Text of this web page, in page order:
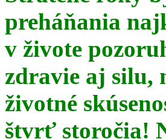
preháňania
v živote
zdravie aj silu,
životné
štvrť storočia!